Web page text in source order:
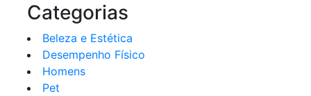
Categorias
Beleza e Estética
Desempenho Físico
Homens
Pet